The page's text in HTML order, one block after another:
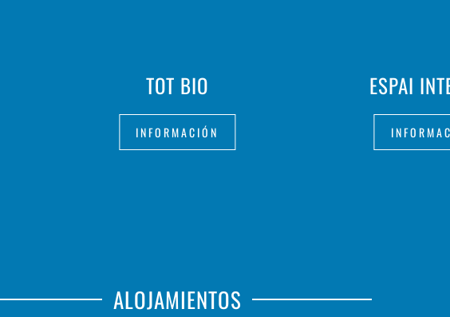
TOT BIO
INFORMACIÓN
ESPAI
ALOJAMIENTOS